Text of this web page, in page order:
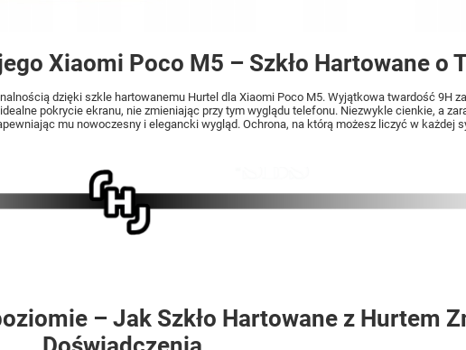
Xiaomi Poco M5 – Szkło Hartowane o
dzięki szkle hartowanemu Hurtel dla Xiaomi Poco M5. Wyjątkowa twardość 9H
pokrycie ekranu, nie zmieniając przy tym wyglądu telefonu. Niezwykle cienkie, a
mu nowoczesny i elegancki wygląd. Ochrona, na którą możesz liczyć w każdej
– Jak Szkło Hartowane z Hurtem